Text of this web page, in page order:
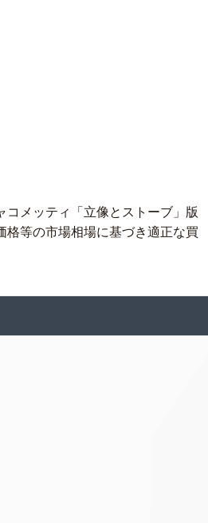
コメッティ「立像とストーブ」版
格等の市場相場に基づき適正な買